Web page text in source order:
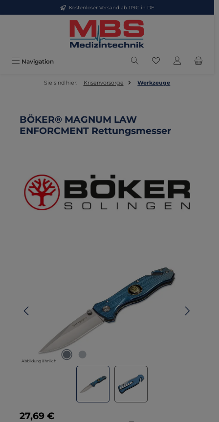
Zum Hauptinhalt springenKostenloser Versand ab 119€ in DE
Navigation Du hast 0
Sie sind hier: Krisenvorsorge Werkzeuge
BÖKER® MAGNUM LAW
ENFORCMENT Rettungsmesser
Abbildung ähnlich
Regulärer Preis:
27,69 €